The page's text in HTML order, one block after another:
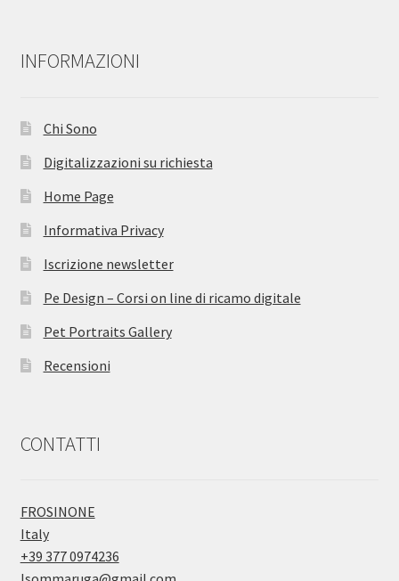
INFORMAZIONI
Chi Sono
Digitalizzazioni su richiesta
Home Page
Informativa Privacy
Iscrizione newsletter
Pe Design – Corsi on line di ricamo digitale
Pet Portraits Gallery
Recensioni
CONTATTI
FROSINONE
Italy
+39 377 0974236